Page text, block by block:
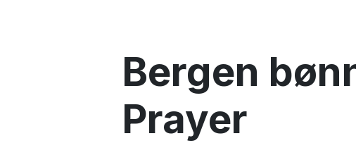
Bergen
Prayer